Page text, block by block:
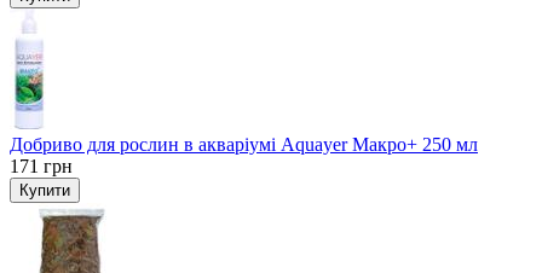
Добриво для рослин в акваріумі Aquayer Макро+ 250 мл
171 грн
Купити